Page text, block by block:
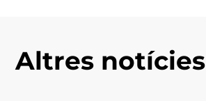
Altres notícies